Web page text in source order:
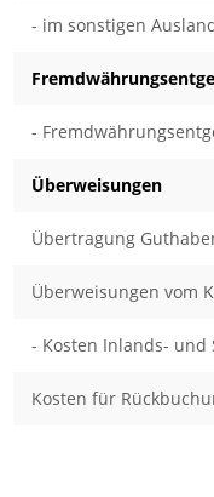
- im sonstigen
-
Überweisungen
Übertragung
Überweisungen vom
- Kosten Inlands- und
Kosten für